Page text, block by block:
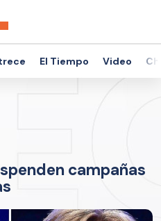
El Tiempo Video
campañas